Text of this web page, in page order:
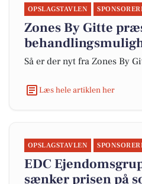
OPSLAGSTAVLEN
Zones By Gitte
Så er der nyt fra Zones By
Læs hele artiklen her
OPSLAGSTAVLEN
EDC
sænker prisen på